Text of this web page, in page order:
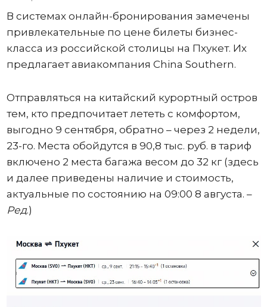
В системах онлайн-бронирования замечены
привлекательные по цене билеты бизнес-
класса из российской столицы на Пхукет. Их
предлагает авиакомпания China Southern.
Отправляться на китайский курортный остров
тем, кто предпочитает лететь с комфортом,
выгодно 9 сентября, обратно – через 2 недели,
23-го. Места обойдутся в 90,8 тыс. руб. в тариф
включено 2 места багажа весом до 32 кг (здесь
и далее приведены наличие и стоимость,
актуальные по состоянию на 09:00 8 августа. –
Ред.)